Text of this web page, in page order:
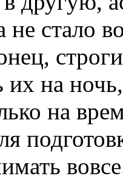
не стало
их на
на